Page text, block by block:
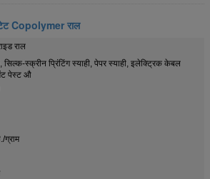
Copolymer राल
राल
सिल्क-स्क्रीन प्रिंटिंग स्याही, पेपर स्याही, इलेक्ट्रिक केबल
पेस्ट औ
ग्राम